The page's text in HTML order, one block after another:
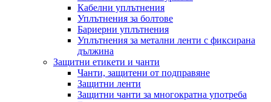
Кабелни уплътнения
Уплътнения за болтове
Бариерни уплътнения
Уплътнения за метални ленти с фиксирана
дължина
Защитни етикети и чанти
Чанти, защитени от подправяне
Защитни ленти
Защитни чанти за многократна употреба